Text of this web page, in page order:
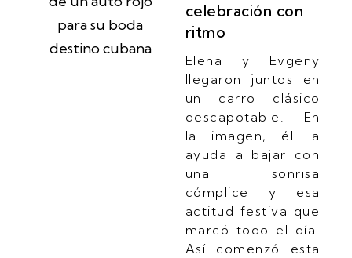
celebración con
ritmo
Elena y Evgeny
llegaron juntos en
un carro clásico
descapotable. En
la imagen, él la
ayuda a bajar con
una sonrisa
cómplice y esa
actitud festiva que
marcó todo el día.
Así comenzó esta